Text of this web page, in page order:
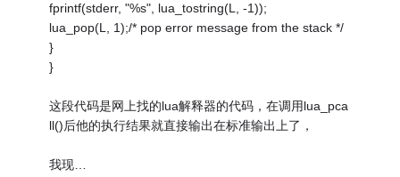
fprintf(stderr, "%s", lua_tostring(L, -1));
lua_pop(L, 1);/* pop error message from the stack */
}
}
这段代码是网上找的lua解释器的代码，在调用lua_pca
ll()后他的执行结果就直接输出在标准输出上了，
我现…